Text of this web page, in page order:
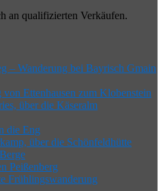
an qualifizierten Verkäufen.
– Wanderung bei Bayrisch Gmain
Ettenhausen zum Klobenstein
über die Käseralm
die Eng
über die Schönfeldhütte
Peißenberg
Frühlingswanderung